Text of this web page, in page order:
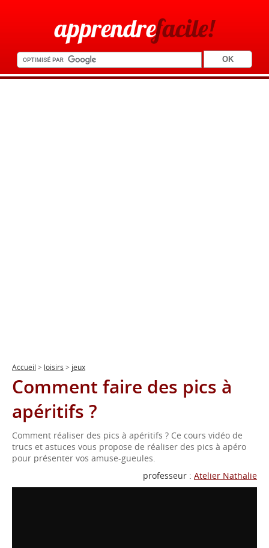
apprendrefacile!
Accueil > loisirs > jeux
Comment faire des pics à
apéritifs ?
Comment réaliser des pics à apéritifs ? Ce cours vidéo de
trucs et astuces vous propose de réaliser des pics à apéro
pour présenter vos amuse-gueules.
professeur : Atelier Nathalie